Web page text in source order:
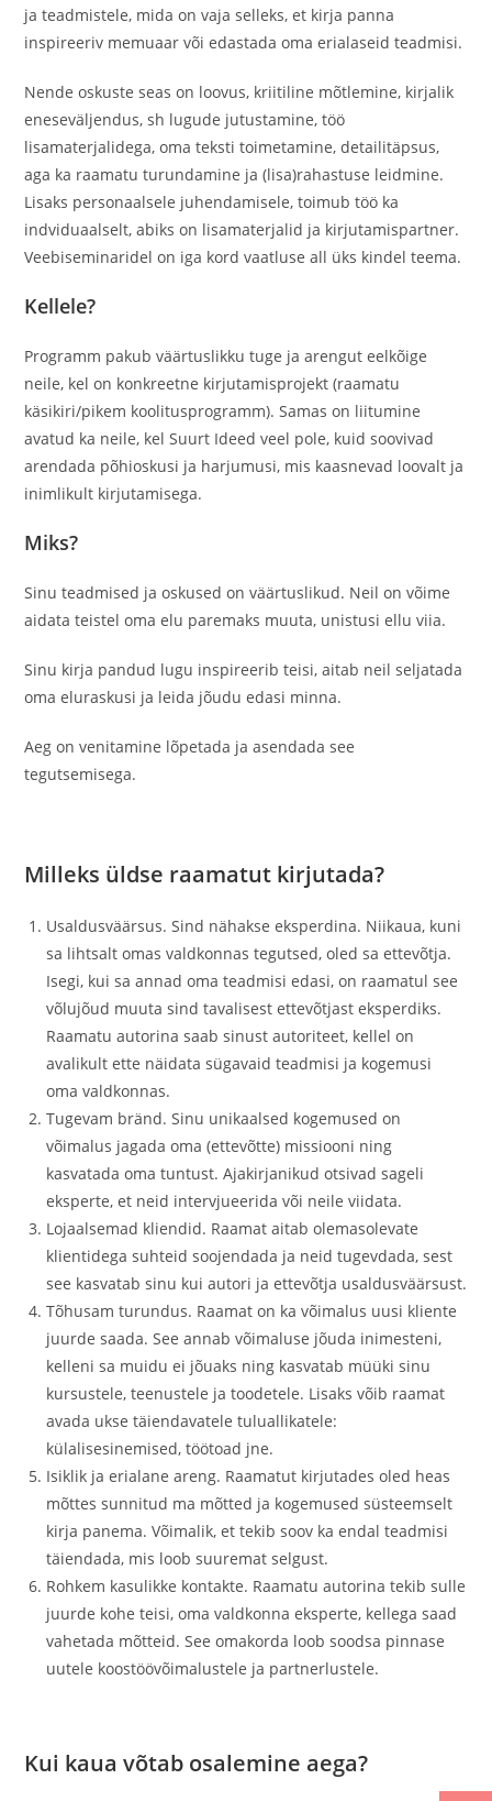
ja teadmistele, mida on vaja selleks, et kirja panna
inspireeriv memuaar või edastada oma erialaseid teadmisi.
Nende oskuste seas on loovus, kriitiline mõtlemine, kirjalik
eneseväljendus, sh lugude jutustamine, töö
lisamaterjalidega, oma teksti toimetamine, detailitäpsus,
aga ka raamatu turundamine ja (lisa)rahastuse leidmine.
Lisaks personaalsele juhendamisele, toimub töö ka
indviduaalselt, abiks on lisamaterjalid ja kirjutamispartner.
Veebiseminaridel on iga kord vaatluse all üks kindel teema.
Kellele?
Programm pakub väärtuslikku tuge ja arengut eelkõige
neile, kel on konkreetne kirjutamisprojekt (raamatu
käsikiri/pikem koolitusprogramm). Samas on liitumine
avatud ka neile, kel Suurt Ideed veel pole, kuid soovivad
arendada põhioskusi ja harjumusi, mis kaasnevad loovalt ja
inimlikult kirjutamisega.
Miks?
Sinu teadmised ja oskused on väärtuslikud. Neil on võime
aidata teistel oma elu paremaks muuta, unistusi ellu viia.
Sinu kirja pandud lugu inspireerib teisi, aitab neil seljatada
oma eluraskusi ja leida jõudu edasi minna.
Aeg on venitamine lõpetada ja asendada see
tegutsemisega.
Milleks üldse raamatut kirjutada?
Usaldusväärsus. Sind nähakse eksperdina. Niikaua, kuni
sa lihtsalt omas valdkonnas tegutsed, oled sa ettevõtja.
Isegi, kui sa annad oma teadmisi edasi, on raamatul see
võlujõud muuta sind tavalisest ettevõtjast eksperdiks.
Raamatu autorina saab sinust autoriteet, kellel on
avalikult ette näidata sügavaid teadmisi ja kogemusi
oma valdkonnas.
Tugevam bränd. Sinu unikaalsed kogemused on
võimalus jagada oma (ettevõtte) missiooni ning
kasvatada oma tuntust. Ajakirjanikud otsivad sageli
eksperte, et neid intervjueerida või neile viidata.
Lojaalsemad kliendid. Raamat aitab olemasolevate
klientidega suhteid soojendada ja neid tugevdada, sest
see kasvatab sinu kui autori ja ettevõtja usaldusväärsust.
Tõhusam turundus. Raamat on ka võimalus uusi kliente
juurde saada. See annab võimaluse jõuda inimesteni,
kelleni sa muidu ei jõuaks ning kasvatab müüki sinu
kursustele, teenustele ja toodetele. Lisaks võib raamat
avada ukse täiendavatele tuluallikatele:
külalisesinemised, töötoad jne.
Isiklik ja erialane areng. Raamatut kirjutades oled heas
mõttes sunnitud ma mõtted ja kogemused süsteemselt
kirja panema. Võimalik, et tekib soov ka endal teadmisi
täiendada, mis loob suuremat selgust.
Rohkem kasulikke kontakte. Raamatu autorina tekib sulle
juurde kohe teisi, oma valdkonna eksperte, kellega saad
vahetada mõtteid. See omakorda loob soodsa pinnase
uutele koostöövõimalustele ja partnerlustele.
Kui kaua võtab osalemine aega?